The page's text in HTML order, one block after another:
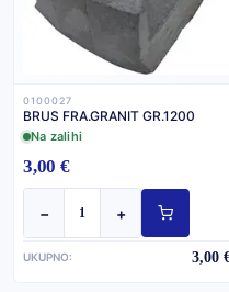
0100027
BRUS FRA.GRANIT GR.1200
Na zalihi
3,00 €
− +
UKUPNO: 3,00